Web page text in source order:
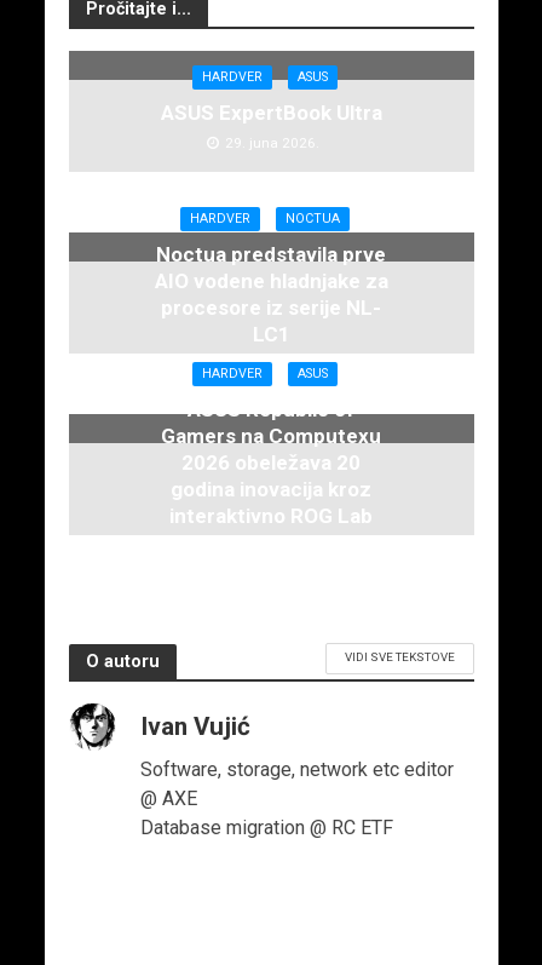
Pročitajte i...
HARDVER ASUS
ASUS ExpertBook Ultra
29. juna 2026.
HARDVER NOCTUA
Noctua predstavila prve
AIO vodene hladnjake za
procesore iz serije NL-
LC1
16. juna 2026.
HARDVER ASUS
ASUS Republic of
Gamers na Computexu
2026 obeležava 20
godina inovacija kroz
interaktivno ROG Lab
iskustvo
O autoru VIDI SVE TEKSTOVE
Ivan Vujić
Software, storage, network etc editor
@ AXE
Database migration @ RC ETF